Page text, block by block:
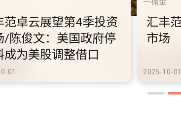
10.2.1 内地国庆假期连中
秋节假期 不少内地旅客到
港旅游